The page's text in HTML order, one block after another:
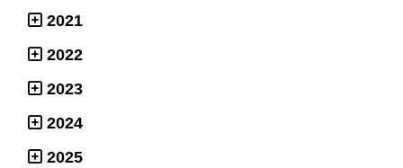
2021
2022
2023
2024
2025